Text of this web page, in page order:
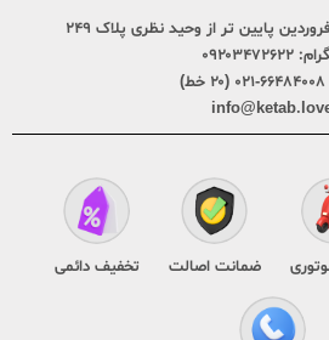
۰۹۲۰۳۴۷۲۶۲۲
۶۶۴۸۴۰۰۸-۰۲۱ (۲۰ خط)
ضمانت اصالت تخفیف دائمی